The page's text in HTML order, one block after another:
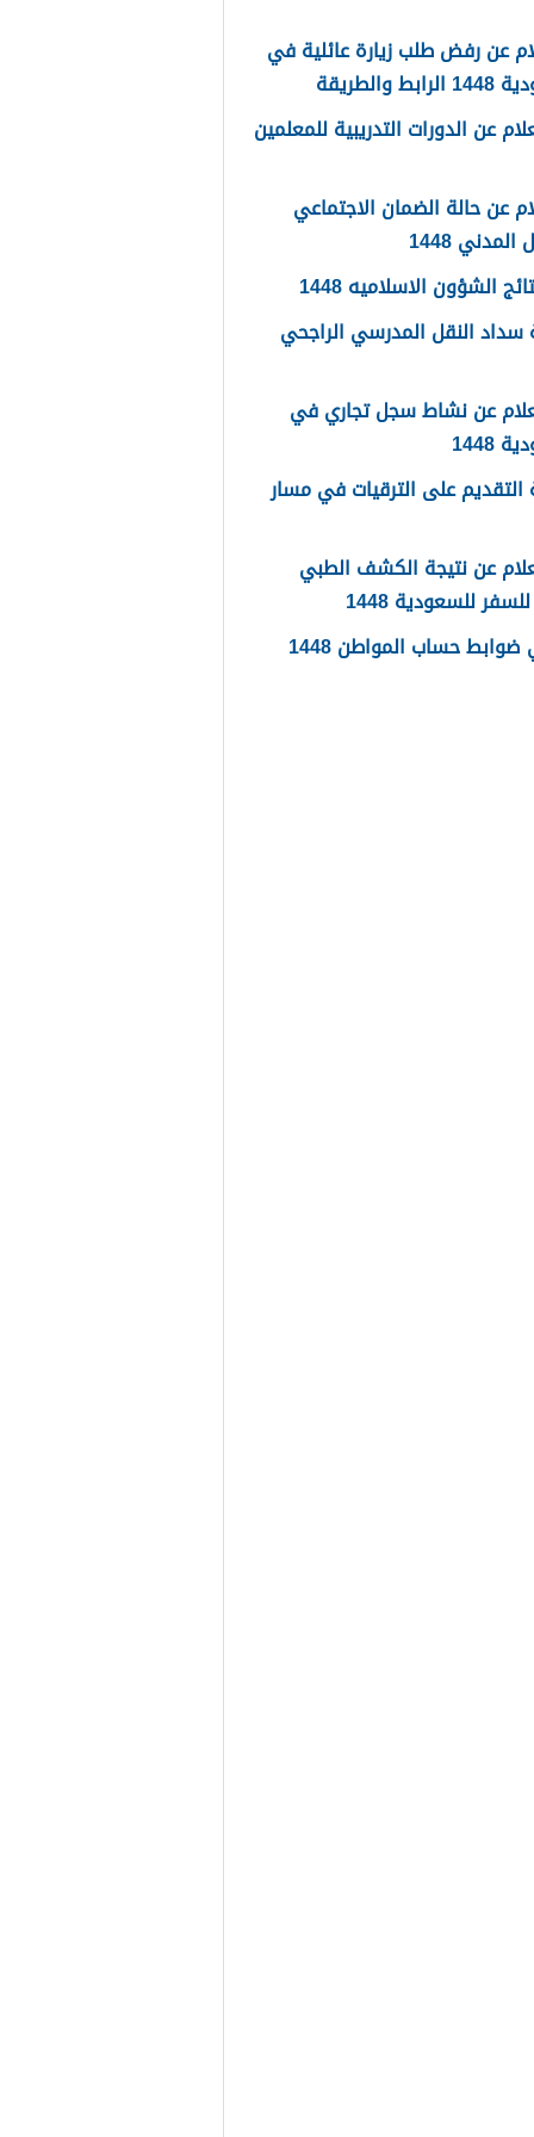
عن رفض طلب زيارة عائلية في
والطريقة
عن الدورات التدريبية للمعلمين
عن حالة الضمان الاجتماعي
1448
الشؤون الاسلاميه 1448
سداد النقل المدرسي الراجحي
عن نشاط سجل تجاري في
1448
على الترقيات في مسار
عن نتيجة الكشف الطبي
للسعودية 1448
حساب المواطن 1448